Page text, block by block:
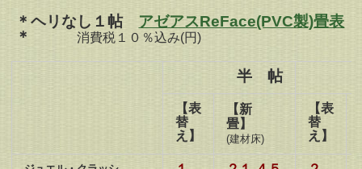
＊ヘリなし１帖 アゼアスReFace(PVC製)畳表
＊
消費税１０％込み(円)
半 帖
【表
替
え】
【新
畳】
(建材床)
【表
替
え】